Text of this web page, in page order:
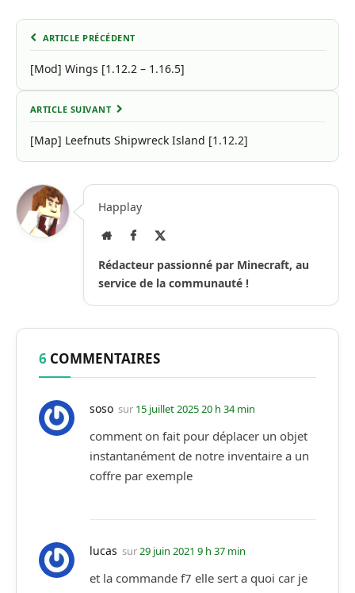
ARTICLE PRÉCÉDENT
[Mod] Wings [1.12.2 – 1.16.5]
ARTICLE SUIVANT
[Map] Leefnuts Shipwreck Island [1.12.2]
Happlay
Site
Facebook
X
Rédacteur passionné par Minecraft, au
service de la communauté !
6 COMMENTAIRES
soso sur 15 juillet 2025 20 h 34 min
comment on fait pour déplacer un objet
instantanément de notre inventaire a un
coffre par exemple
lucas sur29 juin 2021 9 h 37 min
et la commande f7 elle sert a quoi car je